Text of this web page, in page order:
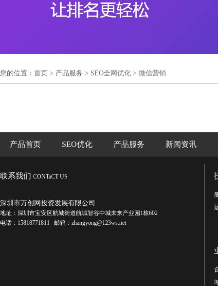
您的位置： 首页 > 产品服务 > SEO全网优化 > 微信营销
产品首页 SEO优化 产品服务 新闻资讯
联系我们 CONTaCT US
深圳市万创网投资发展有限公司
地址：深圳市宝安区航城街道航城智谷中城未来产业园1栋602
电话：15818771811 邮箱：zhangyong@123ws.net